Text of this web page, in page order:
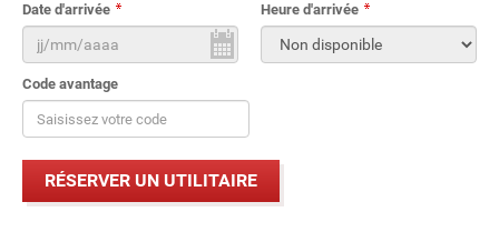
Date d'arrivée Heure d'arrivée
Code avantage